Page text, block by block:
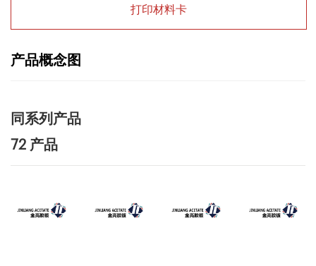
打印材料卡
产品概念图
同系列产品
72 产品